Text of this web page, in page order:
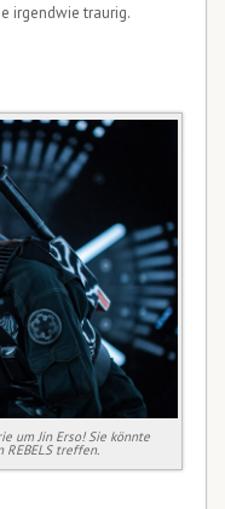
irgendwie traurig.
um Jin Erso! Sie könnte
REBELS treffen.